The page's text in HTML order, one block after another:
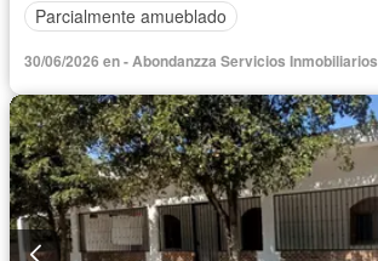
Parcialmente amueblado
30/06/2026 en - Abondanzza Servicios Inmobiliarios